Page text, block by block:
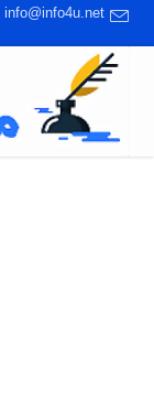
info@info4u.net